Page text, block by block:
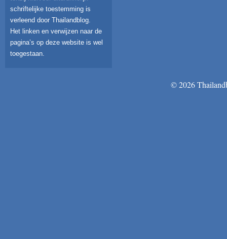
schriftelijke toestemming is
verleend door Thailandblog.
Het linken en verwijzen naar de
pagina’s op deze website is wel
toegestaan.
© 2026